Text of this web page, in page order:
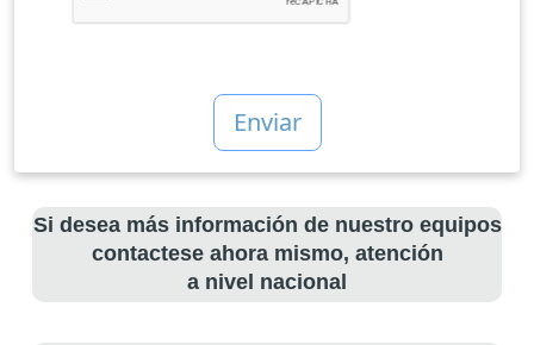
Si desea más información de nuestro equipos
contactese ahora mismo, atención
a nivel nacional